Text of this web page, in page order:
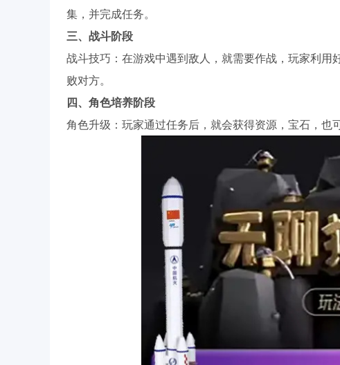
集，并完成任务。
三、战斗阶段
战斗技巧：在游戏中遇到敌人，就需要作战，玩家利
败对方。
四、角色培养阶段
角色升级：玩家通过任务后，就会获得资源，宝石，也